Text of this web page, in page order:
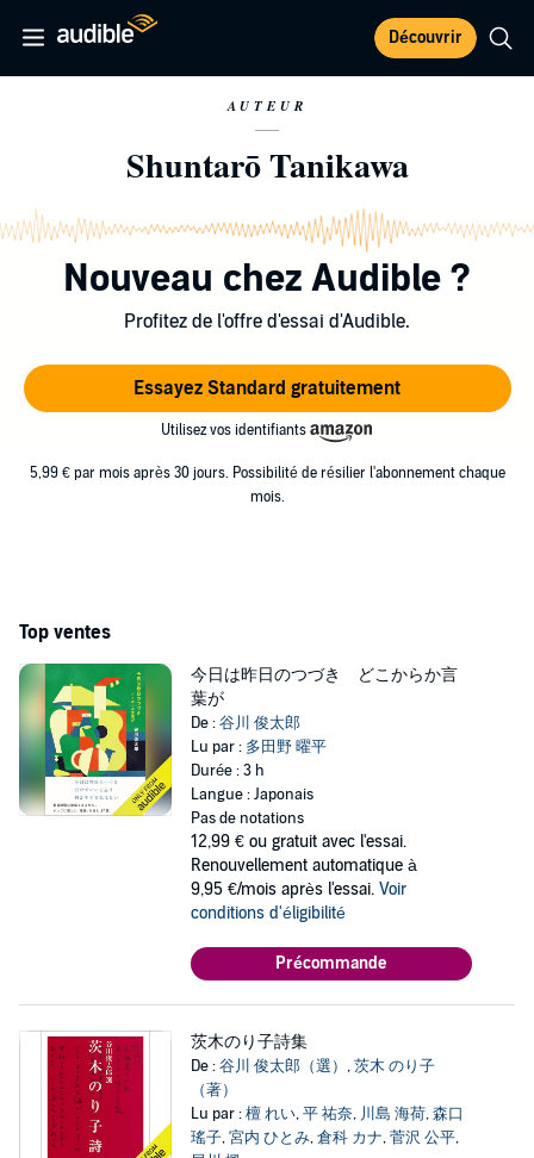
Découvrir
AUTEUR
Shuntarō Tanikawa
Nouveau chez Audible ?
Profitez de l'offre d'essai d'Audible.
Essayez Standard gratuitement
Utilisez vos identifiants
5,99 € par mois après 30 jours. Possibilité de résilier l'abonnement chaque
mois.
Top ventes
今日は昨日のつづき どこからか言
葉が
De :谷川 俊太郎
Lu par : 多田野 曜平
Durée : 3 h
Langue : Japonais
Pas de notations
12,99 € ou gratuit avec l'essai.
Renouvellement automatique à
9,95 €/mois après l'essai. Voir
conditions d'éligibilité
Précommande
茨木のり子詩集
De :谷川 俊太郎（選） ,茨木 のり子
（著）
Lu par :檀 れい,平 祐奈, 川島 海荷,森口
瑤子,宮内 ひとみ,倉科 カナ,菅沢 公平,